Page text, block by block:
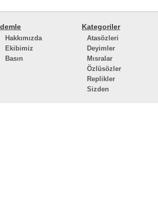
demle
Hakkımızda
Ekibimiz
Basın
Kategoriler
Atasözleri
Deyimler
Mısralar
Özlüsözler
Replikler
Sizden